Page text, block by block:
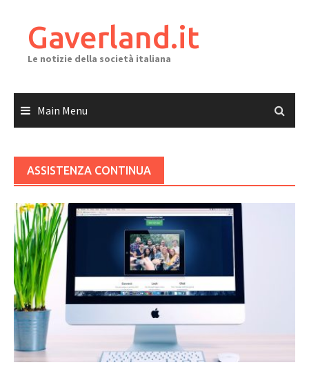
contentGaverland.it
Le notizie della società italiana
Main Menu
ASSISTENZA CONTINUA